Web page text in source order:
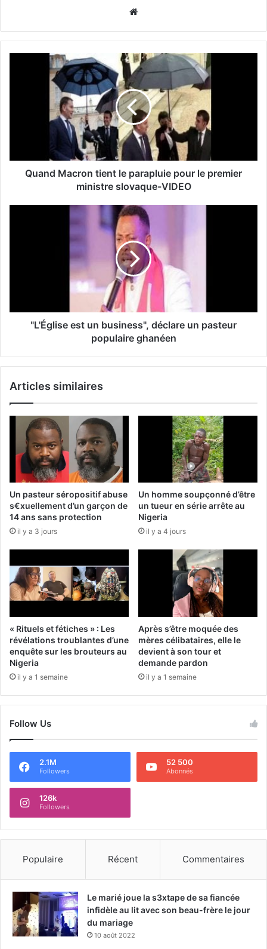
Quand Macron tient le parapluie pour le premier
ministre slovaque-VIDEO
"L'Église est un business", déclare un pasteur
populaire ghanéen
Articles similaires
Un pasteur séropositif abuse
s€xuellement d’un garçon de
14 ans sans protection
il y a 3 jours
Un homme soupçonné d’être
un tueur en série arrête au
Nigeria
il y a 4 jours
« Rituels et fétiches » : Les
révélations troublantes d’une
enquête sur les brouteurs au
Nigeria
il y a 1 semaine
Après s’être moquée des
mères célibataires, elle le
devient à son tour et
demande pardon
il y a 1 semaine
Follow Us
2.1M
Followers
52 500
Abonnés
126k
Followers
Populaire Récent Commentaires
Le marié joue la s3xtape de sa fiancée
infidèle au lit avec son beau-frère le jour
du mariage
10 août 2022